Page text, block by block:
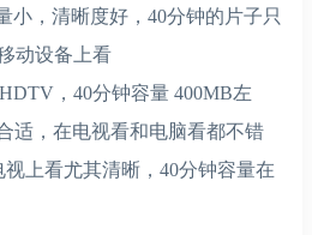
小，清晰度好，40分钟的片子只
动设备上看
，40分钟容量 400MB左
适，在电视看和电脑看都不错
视上看尤其清晰，40分钟容量在